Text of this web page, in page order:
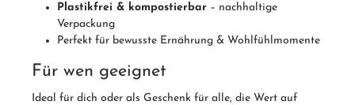
Plastikfrei & kompostierbar – nachhaltige
Verpackung
Perfekt für bewusste Ernährung & Wohlfühlmomente
Für wen geeignet
Ideal für dich oder als Geschenk für alle, die Wert auf